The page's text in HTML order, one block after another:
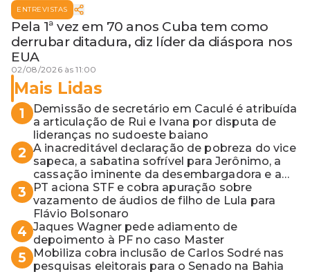
ENTREVISTAS
Pela 1ª vez em 70 anos Cuba tem como
derrubar ditadura, diz líder da diáspora nos
EUA
02/08/2026 às 11:00
Mais Lidas
1
Demissão de secretário em Caculé é atribuída
a articulação de Rui e Ivana por disputa de
lideranças no sudoeste baiano
2 A inacreditável declaração de pobreza do vice
sapeca, a sabatina sofrível para Jerônimo, a
cassação iminente da desembargadora e a
vaga do Quinto para o MP baiano
3
PT aciona STF e cobra apuração sobre
vazamento de áudios de filho de Lula para
Flávio Bolsonaro
4 Jaques Wagner pede adiamento de
depoimento à PF no caso Master
5
Mobiliza cobra inclusão de Carlos Sodré nas
pesquisas eleitorais para o Senado na Bahia